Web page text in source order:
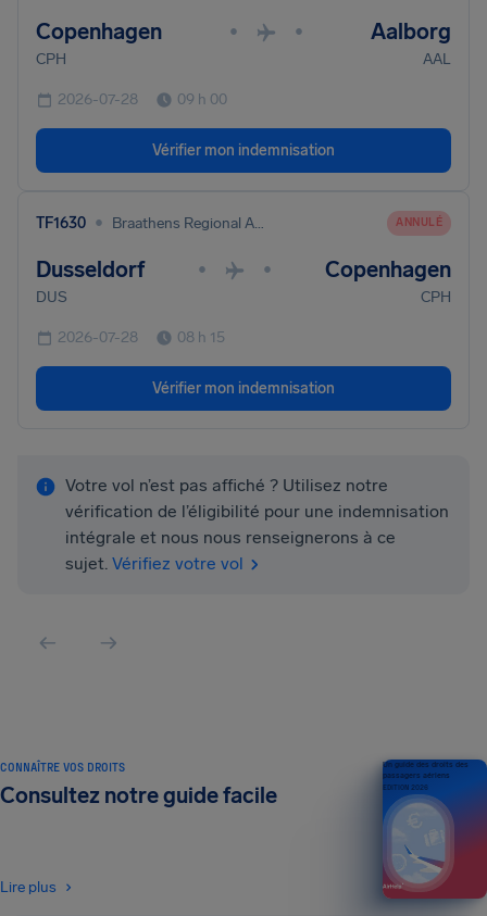
Copenhagen • • Aalborg
CPH AAL
2026-07-28 09 h 00
Vérifier mon indemnisation
TF1630 • Braathens Regional Aviation ANNULÉ
Dusseldorf • • Copenhagen
DUS CPH
2026-07-28 08 h 15
Vérifier mon indemnisation
Votre vol n’est pas affiché ? Utilisez notre
vérification de l’éligibilité pour une indemnisation
intégrale et nous nous renseignerons à ce
sujet. Vérifiez votre vol
CONNAÎTRE VOS DROITS
Consultez notre guide facile
Lire plus
Un guide des droits des
passagers aériens
ÉDITION 2026